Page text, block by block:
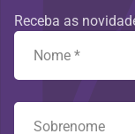
Receba as